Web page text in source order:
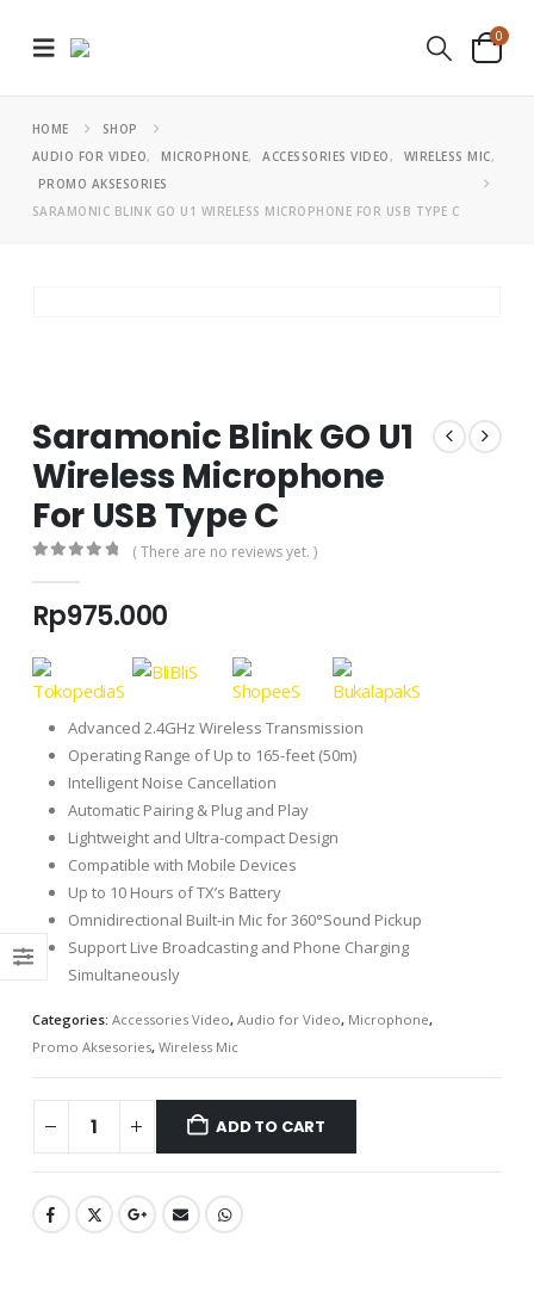
0
HOME
SHOP
AUDIO FOR VIDEO, MICROPHONE, ACCESSORIES VIDEO, WIRELESS MIC,
PROMO AKSESORIES
SARAMONIC BLINK GO U1 WIRELESS MICROPHONE FOR USB TYPE C
Saramonic Blink GO U1
Wireless Microphone
For USB Type C
( There are no reviews yet. )
Rp975.000
Advanced 2.4GHz Wireless Transmission
Operating Range of Up to 165-feet (50m)
Intelligent Noise Cancellation
Automatic Pairing & Plug and Play
Lightweight and Ultra-compact Design
Compatible with Mobile Devices
Up to 10 Hours of TX’s Battery
Omnidirectional Built-in Mic for 360°Sound Pickup
Support Live Broadcasting and Phone Charging
Simultaneously
Categories: Accessories Video, Audio for Video, Microphone,
Promo Aksesories, Wireless Mic
ADD TO CART